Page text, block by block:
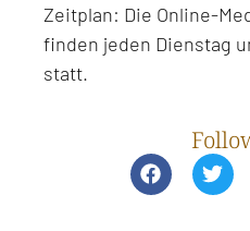
Zeitplan: Die Online-
finden jeden Dienstag
statt.
F
a
c
T
w
i